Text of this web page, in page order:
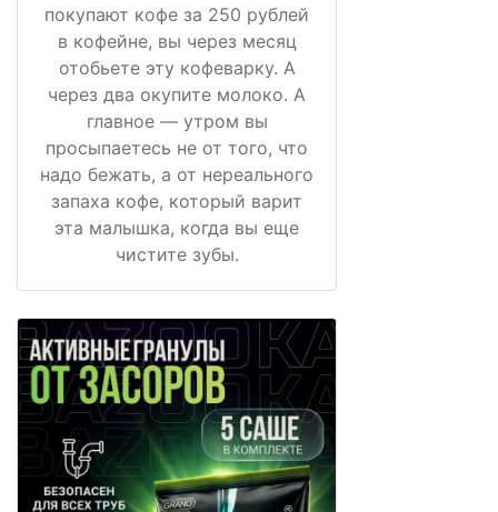
покупают кофе за 250 рублей
в кофейне, вы через месяц
отобьете эту кофеварку. А
через два окупите молоко. А
главное — утром вы
просыпаетесь не от того, что
надо бежать, а от нереального
запаха кофе, который варит
эта малышка, когда вы еще
чистите зубы.